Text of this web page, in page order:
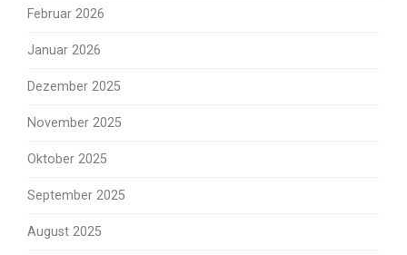
Februar 2026
Januar 2026
Dezember 2025
November 2025
Oktober 2025
September 2025
August 2025